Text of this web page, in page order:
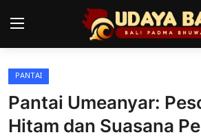
Home
Pura
PANTAI
Pantai Umeanyar:
Hitam dan Suasana